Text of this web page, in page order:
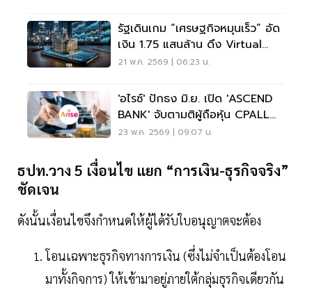
รัฐเดินเกม “เศรษฐกิจหมุนเร็ว” อัด
เงิน 1.75 แสนล้าน ดึง Virtual
Bank ปลุกบริโภค
21 พ.ค. 2569 | 06:23 น.
'อไรซ์' ปักธง มิ.ย. เปิด 'ASCEND
BANK' จับตามติผู้ถือหุ้น CPALL
29 พ.ค.
23 พ.ค. 2569 | 09:07 น.
ธปท.วาง 5 เงื่อนไข แยก “การเงิน-ธุรกิจจริง”
ชัดเจน
ดังนั้นเงื่อนไขจึงกำหนดให้ผู้ได้รับใบอนุญาตจะต้อง
โอนเฉพาะธุรกิจทางการเงิน (ซึ่งไม่จำเป็นต้องโอน
มาทั้งกิจการ) ให้เข้ามาอยู่ภายใต้กลุ่มธุรกิจเดียวกัน